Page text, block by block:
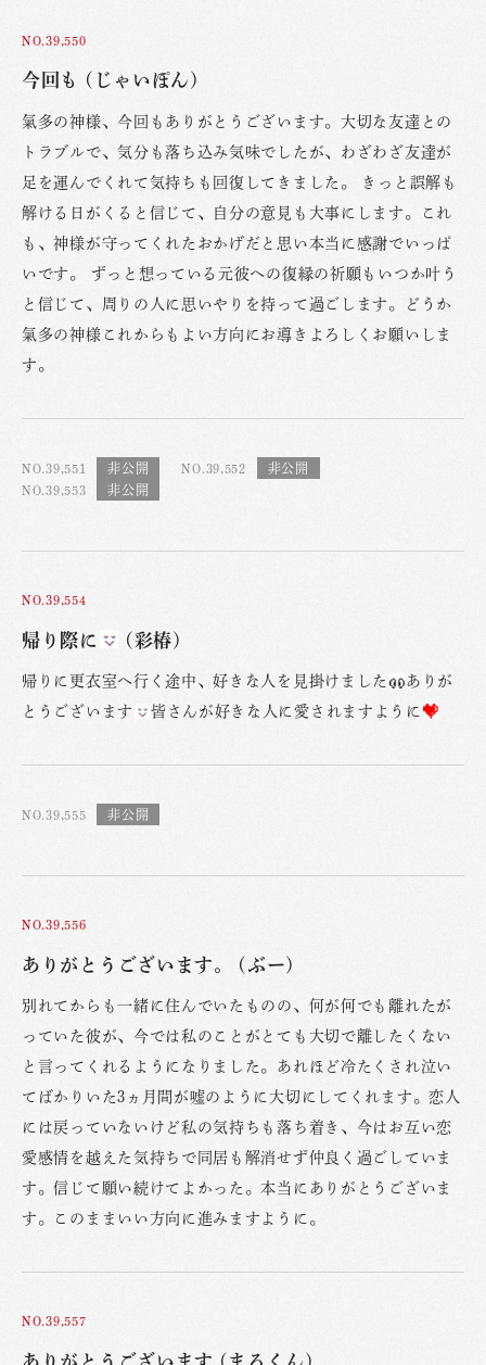
NO.39,550
今回も (じゃいぽん)
氣多の神様、今回もありがとうございます。大切な友達との
トラブルで、気分も落ち込み気味でしたが、わざわざ友達が
足を運んでくれて気持ちも回復してきました。 きっと誤解も
解ける日がくると信じて、自分の意見も大事にします。これ
も、神様が守ってくれたおかげだと思い本当に感謝でいっぱ
いです。 ずっと想っている元彼への復縁の祈願もいつか叶う
と信じて、周りの人に思いやりを持って過ごします。どうか
氣多の神様これからもよい方向にお導きよろしくお願いしま
す。
NO.39,551
NO.39,552
NO.39,553
NO.39,554
帰り際に (彩椿)
帰りに更衣室へ行く途中、好きな人を見掛けました
ありが
とうございます
皆さんが好きな人に愛されますように
NO.39,555
NO.39,556
ありがとうございます。 (ぶー)
別れてからも一緒に住んでいたものの、何が何でも離れたが
っていた彼が、今では私のことがとても大切で離したくない
と言ってくれるようになりました。あれほど冷たくされ泣い
てばかりいた3ヵ月間が嘘のように大切にしてくれます。恋人
には戻っていないけど私の気持ちも落ち着き、今はお互い恋
愛感情を越えた気持ちで同居も解消せず仲良く過ごしていま
す。信じて願い続けてよかった。本当にありがとうございま
す。このままいい方向に進みますように。
NO.39,557
ありがとうございます (まるくん)